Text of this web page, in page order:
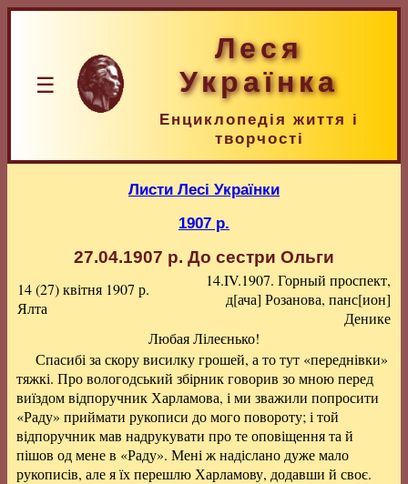
☰
Леся
Українка
Енциклопедія життя і
творчості
Листи Лесі Українки
1907 р.
27.04.1907 р. До сестри Ольги
14 (27) квітня 1907 р.
Ялта
14.IV.1907. Горный проспект,
д[ача] Розанова, панс[ион]
Денике
Любая Лілеєнько!
Спасибі за скору висилку грошей, а то тут «переднівки»
тяжкі. Про вологодський збірник говорив зо мною перед
виїздом відпоручник Харламова, і ми зважили попросити
«Раду» приймати рукописи до мого повороту; і той
відпоручник мав надрукувати про те оповіщення та й
пішов од мене в «Раду». Мені ж надіслано дуже мало
рукописів, але я їх перешлю Харламову, додавши й своє.